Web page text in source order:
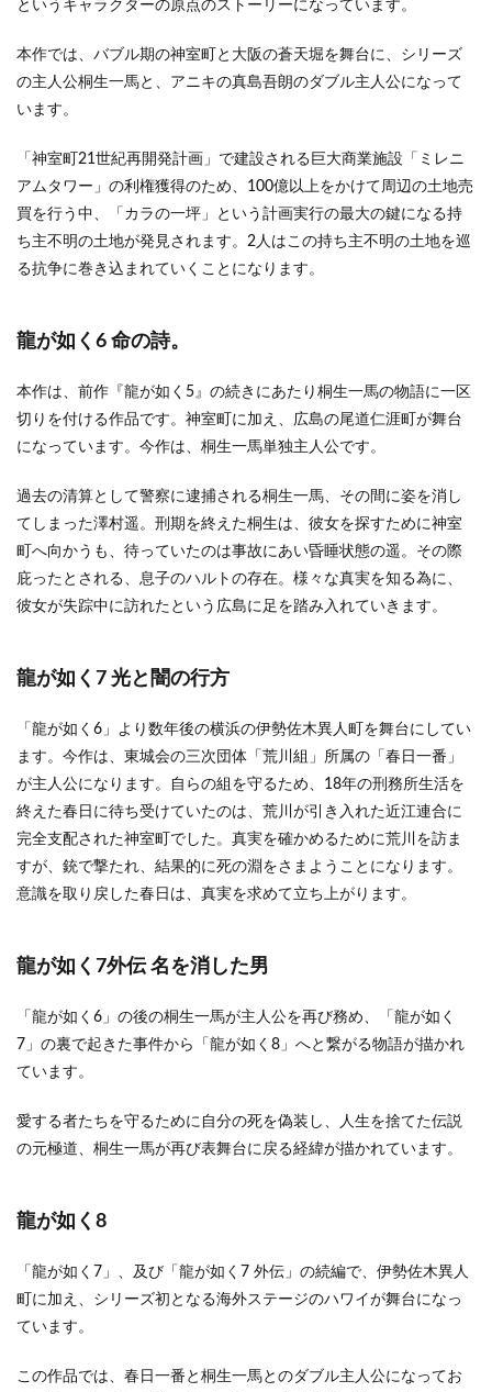
というキャラクターの原点のストーリーになっています。
本作では、バブル期の神室町と大阪の蒼天堀を舞台に、シリーズ
の主人公桐生一馬と、アニキの真島吾朗のダブル主人公になって
います。
「神室町21世紀再開発計画」で建設される巨大商業施設「ミレニ
アムタワー」の利権獲得のため、100億以上をかけて周辺の土地売
買を行う中、「カラの一坪」という計画実行の最大の鍵になる持
ち主不明の土地が発見されます。2人はこの持ち主不明の土地を巡
る抗争に巻き込まれていくことになります。
龍が如く6 命の詩。
本作は、前作『龍が如く5』の続きにあたり桐生一馬の物語に一区
切りを付ける作品です。神室町に加え、広島の尾道仁涯町が舞台
になっています。今作は、桐生一馬単独主人公です。
過去の清算として警察に逮捕される桐生一馬、その間に姿を消し
てしまった澤村遥。刑期を終えた桐生は、彼女を探すために神室
町へ向かうも、待っていたのは事故にあい昏睡状態の遥。その際
庇ったとされる、息子のハルトの存在。様々な真実を知る為に、
彼女が失踪中に訪れたという広島に足を踏み入れていきます。
龍が如く7 光と闇の行方
「龍が如く6」より数年後の横浜の伊勢佐木異人町を舞台にしてい
ます。今作は、東城会の三次団体「荒川組」所属の「春日一番」
が主人公になります。自らの組を守るため、18年の刑務所生活を
終えた春日に待ち受けていたのは、荒川が引き入れた近江連合に
完全支配された神室町でした。真実を確かめるために荒川を訪ま
すが、銃で撃たれ、結果的に死の淵をさまようことになります。
意識を取り戻した春日は、真実を求めて立ち上がります。
龍が如く7外伝 名を消した男
「龍が如く6」の後の桐生一馬が主人公を再び務め、「龍が如く
7」の裏で起きた事件から「龍が如く8」へと繋がる物語が描かれ
ています。
愛する者たちを守るために自分の死を偽装し、人生を捨てた伝説
の元極道、桐生一馬が再び表舞台に戻る経緯が描かれています。
龍が如く8
「龍が如く7」、及び「龍が如く7 外伝」の続編で、伊勢佐木異人
町に加え、シリーズ初となる海外ステージのハワイが舞台になっ
ています。
この作品では、春日一番と桐生一馬とのダブル主人公になってお